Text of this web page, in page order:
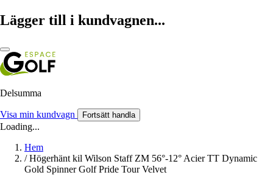
Lägger till i kundvagnen...
Delsumma
Visa min kundvagn Fortsätt handla
Loading...
Hem
/ Högerhänt kil Wilson Staff ZM 56°-12° Acier TT Dynamic
Gold Spinner Golf Pride Tour Velvet